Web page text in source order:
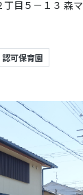
目５－１３ 森マ
認可保育園